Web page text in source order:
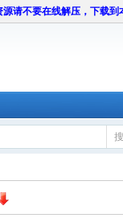
源请不要在线解压，下载到